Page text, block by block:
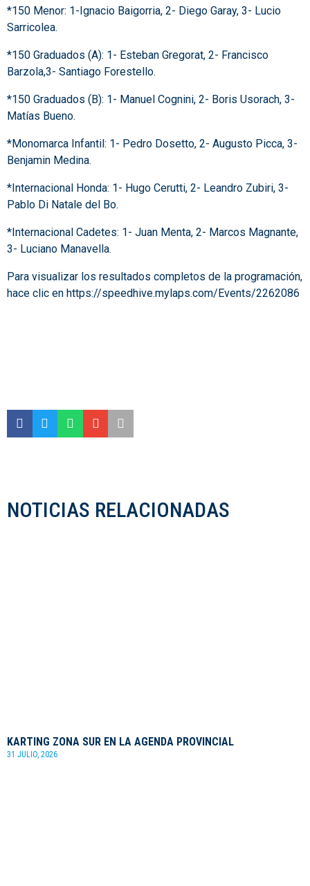
*150 Menor: 1-Ignacio Baigorria, 2- Diego Garay, 3- Lucio
Sarricolea.
*150 Graduados (A): 1- Esteban Gregorat, 2- Francisco
Barzola,3- Santiago Forestello.
*150 Graduados (B): 1- Manuel Cognini, 2- Boris Usorach, 3-
Matías Bueno.
*Monomarca Infantil: 1- Pedro Dosetto, 2- Augusto Picca, 3-
Benjamin Medina.
*Internacional Honda: 1- Hugo Cerutti, 2- Leandro Zubiri, 3-
Pablo Di Natale del Bo.
*Internacional Cadetes: 1- Juan Menta, 2- Marcos Magnante,
3- Luciano Manavella.
Para visualizar los resultados completos de la programación,
hace clic en https://speedhive.mylaps.com/Events/2262086
NOTICIAS RELACIONADAS
KARTING ZONA SUR EN LA AGENDA PROVINCIAL
31 JULIO, 2026